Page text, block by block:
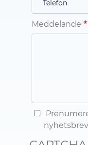
Meddelande
nyhetsbrev